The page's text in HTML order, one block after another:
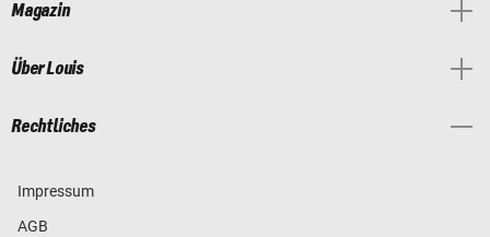
Magazin
Über Louis
Rechtliches
Impressum
AGB